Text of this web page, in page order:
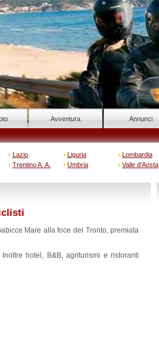
Avventura Annunci
Lazio Liguria Lombardia
Trentino A. A. Umbria Valle d'Aosta
Mare alla foce del Tronto, premiata
hotel, B&B, agriturismi e ristoranti